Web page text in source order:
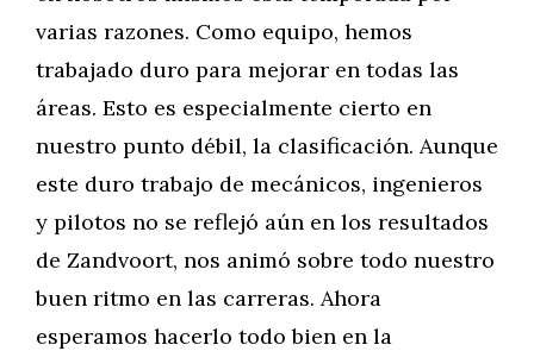
varias razones. Como equipo, hemos
trabajado duro para mejorar en todas las
áreas. Esto es especialmente cierto en
nuestro punto débil, la clasificación. Aunque
este duro trabajo de mecánicos, ingenieros
y pilotos no se reflejó aún en los resultados
de Zandvoort, nos animó sobre todo nuestro
buen ritmo en las carreras. Ahora
esperamos hacerlo todo bien en la